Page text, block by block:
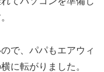
で、パパもエアウィ
に転がりました。